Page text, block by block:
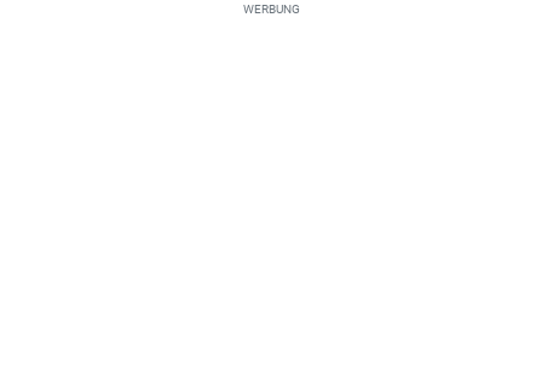
WERBUNG